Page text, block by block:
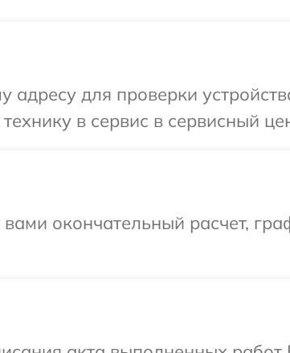
для проверки
в сервис в сервисный
окончательный расчет,